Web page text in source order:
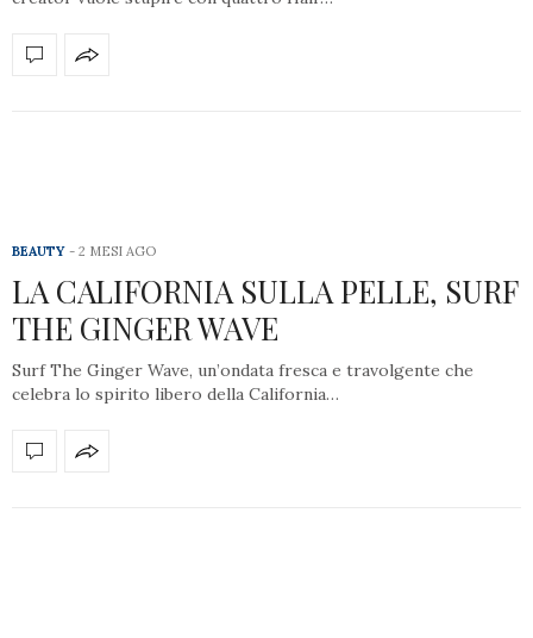
BEAUTY 2 MESI AGO
LA CALIFORNIA SULLA PELLE, SURF
THE GINGER WAVE
Surf The Ginger Wave, un’ondata fresca e travolgente che
celebra lo spirito libero della California…